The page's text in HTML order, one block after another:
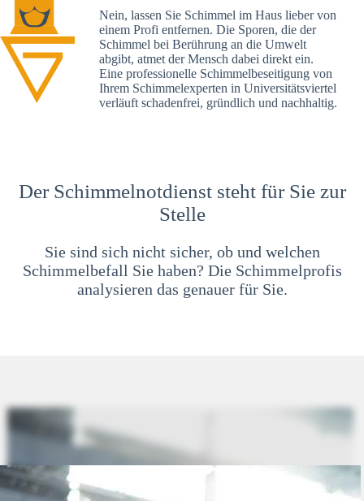
Nein, lassen Sie Schimmel im Haus lieber von
einem Profi entfernen. Die Sporen, die der
Schimmel bei Berührung an die Umwelt
abgibt, atmet der Mensch dabei direkt ein.
Eine professionelle Schimmelbeseitigung von
Ihrem Schimmelexperten in Universitätsviertel
verläuft schadenfrei, gründlich und nachhaltig.
Der Schimmelnotdienst steht für Sie zur
Stelle
Sie sind sich nicht sicher, ob und welchen
Schimmelbefall Sie haben? Die Schimmelprofis
analysieren das genauer für Sie.